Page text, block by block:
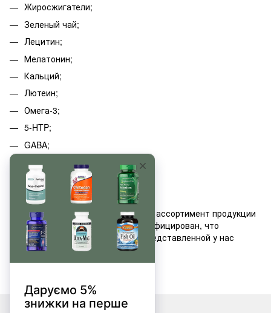
Жиросжигатели;
Зеленый чай;
Лецитин;
Мелатонин;
Кальций;
Лютеин;
Омега-3;
5-HTP;
GABA;
N-ацетил-L-цистеин;
Индол 3 карбинол.
У нас представлен разнообразный ассортимент продукции
бренда Swanson, весь товар сертифицирован, что
подтверждает оригинальность представленной у нас
продукции.